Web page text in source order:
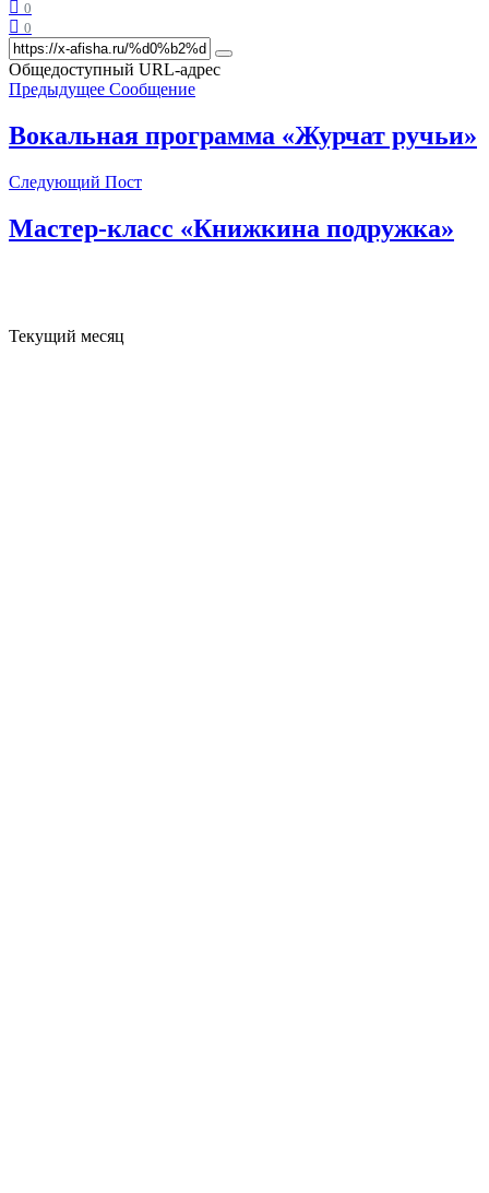
0
0
Общедоступный URL-адрес
Предыдущее Сообщение
Вокальная программа «Журчат ручьи»
Следующий Пост
Мастер-класс «Книжкина подружка»
Текущий месяц